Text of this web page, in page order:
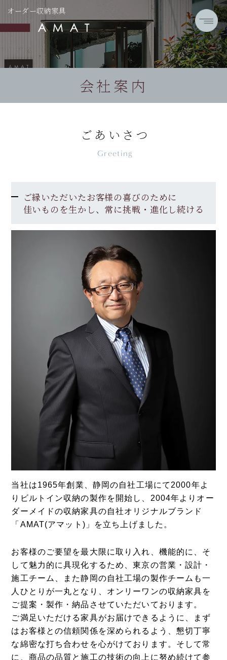
オーダー収納家具
会社案内
ごあいさつ
Greeting
ご縁いただいたお客様の喜びのために
佳いものを生かし、常に挑戦・進化し続ける
当社は1965年創業、静岡の自社工場にて2000年よ
りビルトイン収納の製作を開始し、2004年よりオー
ダーメイドの収納家具の自社オリジナルブランド
「AMAT(アマット)」を立ち上げました。
お客様のご要望を最大限に取り入れ、機能的に、そ
して魅力的に具現化するため、東京の営業・設計・
施工チーム、また静岡の自社工場の製作チームも一
人ひとりが一丸となり、オンリーワンの収納家具を
ご提案・製作・納品させていただいております。
ご満足いただける家具がお届けできるように、まず
はお客様との信頼関係を深められるよう、懇切丁寧
な綿密な打ち合わせを心がけております。そして常
に、商品の品質と施工の技術の向上に努め続けて参